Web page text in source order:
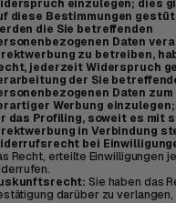
einzulegen; dies
diese Bestimmungen
die Sie betreffenden
Daten
zu betreiben,
jederzeit Widerspruch
der Sie
Daten zum
Werbung
das Profiling, soweit es mit
in Verbindung
bei
Recht, erteilte Einwilligungen
Sie haben das
darüber zu